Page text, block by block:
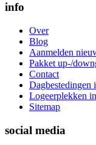
info
Over
Blog
Aanmelden
Pakket up-/
Contact
Dagbestedingen
Logeerplekken
Sitemap
social media